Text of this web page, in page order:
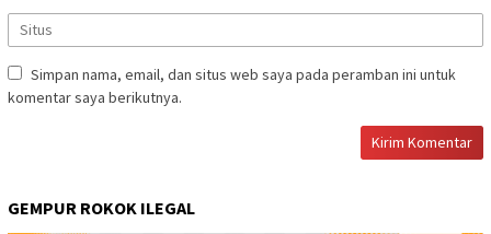
Simpan nama, email, dan situs web saya pada peramban ini untuk
komentar saya berikutnya.
GEMPUR ROKOK ILEGAL